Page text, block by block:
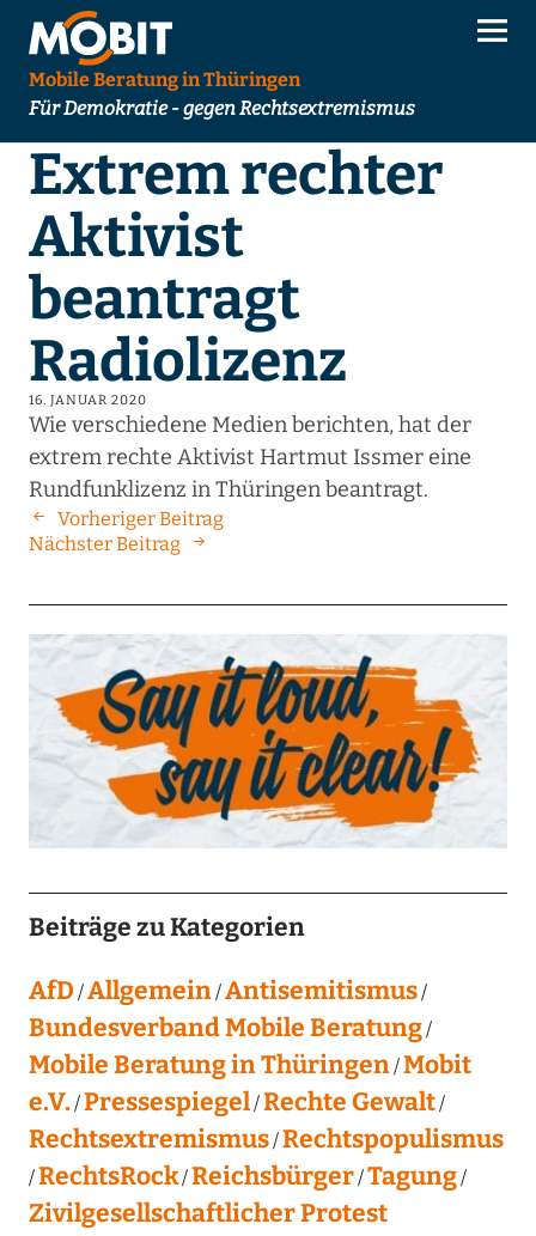
Mobile Beratung in Thüringen
Für Demokratie - gegen Rechtsextremismus
Extrem rechter
Aktivist
beantragt
Radiolizenz
16. JANUAR 2020
Wie verschiedene Medien berichten, hat der
extrem rechte Aktivist Hartmut Issmer eine
Rundfunklizenz in Thüringen beantragt.
Vorheriger Beitrag
Nächster Beitrag
Beiträge zu Kategorien
AfD Allgemein Antisemitismus
Bundesverband Mobile Beratung
Mobile Beratung in Thüringen Mobit
e.V. Pressespiegel Rechte Gewalt
Rechtsextremismus Rechtspopulismus
RechtsRock Reichsbürger Tagung
Zivilgesellschaftlicher Protest